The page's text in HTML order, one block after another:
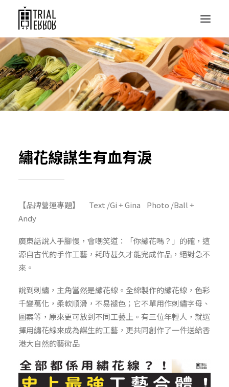
繡花線謀生有血有淚
【品牌營運專題】 Text /Gi + Gina Photo /Ball +
Andy
廣東話說人手腳慢，會嘲笑道：「你繡花嗎？」的確，這
源自古代的手作工藝，耗時甚久才能完成作品，絕對急不
來。
說到刺繡，主角當然是繡花線。全綿製作的繡花線，色彩
千變萬化，柔軟順滑，不易褪色；它不單用作刺繡字母、
圖案等，原來更可放到不同工藝上。有三位年輕人，就選
擇用繡花線來成為謀生的工藝，更共同創作了一件送給香
港大自然的藝術品